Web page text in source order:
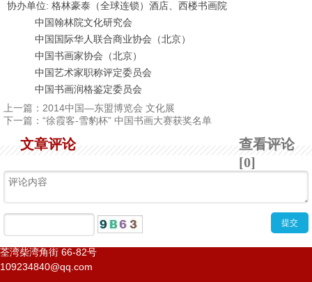
协办单位: 格林豪泰（全球连锁）酒店、西楼书画院
中国翰林院文化研究会
中国国际华人联合商业协会（北京）
中国书画家协会（北京）
中国艺术家职称评定委员会
中国书画润格鉴定委员会
上一篇： 2014中国—东盟博览会 文化展
下一篇： “徐霞客-雪豹杯” 中国书画大赛获奖名单
查看评论
[0]
文章评论
荃湾柴湾角街 66-82号
109234840@qq.com